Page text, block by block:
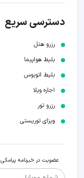
دسترسی سریع
رزرو هتل
بلیط هواپیما
بلیط اتوبوس
اجاره ویلا
رزرو تور
ویزای توریستی
عضویت در خبرنامه پیامکی